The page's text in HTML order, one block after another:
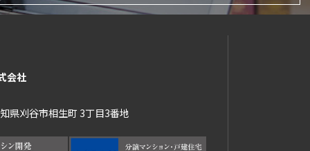
会社
県刈谷市相生町 3丁目3番地